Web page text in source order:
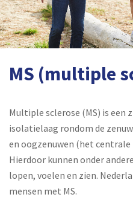
MS (multiple
Multiple sclerose (MS) is een
isolatielaag rondom de
en oogzenuwen (het centrale
Hierdoor kunnen onder
lopen, voelen en zien.
mensen met MS.